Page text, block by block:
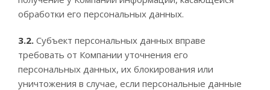
обработки его персональных данных.
3.2. Субъект персональных данных вправе
требовать от Компании уточнения его
персональных данных, их блокирования или
уничтожения в случае, если персональные данные